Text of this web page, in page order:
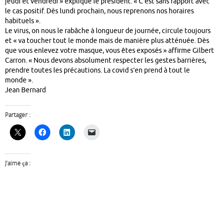
le cas positif. Dès lundi prochain, nous reprenons nos horaires
habituels ».
Le virus, on nous le rabâche à longueur de journée, circule toujours
et « va toucher tout le monde mais de manière plus atténuée. Dès
que vous enlevez votre masque, vous êtes exposés » affirme Gilbert
Carron. « Nous devons absolument respecter les gestes barrières,
prendre toutes les précautions. La covid s’en prend à tout le
monde ».
Jean Bernard
Partager :
J’aime ça :